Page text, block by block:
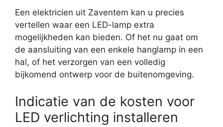
Een elektricien uit Zaventem kan u precies
vertellen waar een LED-lamp extra
mogelijkheden kan bieden. Of het nu gaat om
de aansluiting van een enkele hanglamp in een
hal, of het verzorgen van een volledig
bijkomend ontwerp voor de buitenomgeving.
Indicatie van de kosten voor
LED verlichting installeren